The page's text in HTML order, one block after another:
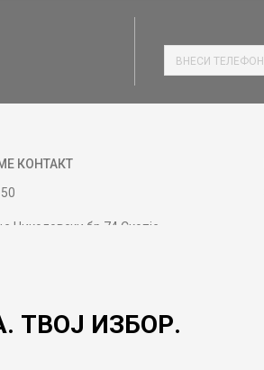
КОНТАКТ
Николовски бр.74 Скопје
17:00
ТВОЈ ИЗБОР.